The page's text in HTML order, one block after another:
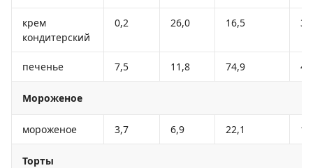
крем
кондитерский
0,2 26,0 16,5
печенье 7,5 11,8 74,9
Мороженое
мороженое 3,7 6,9 22,1
Торты